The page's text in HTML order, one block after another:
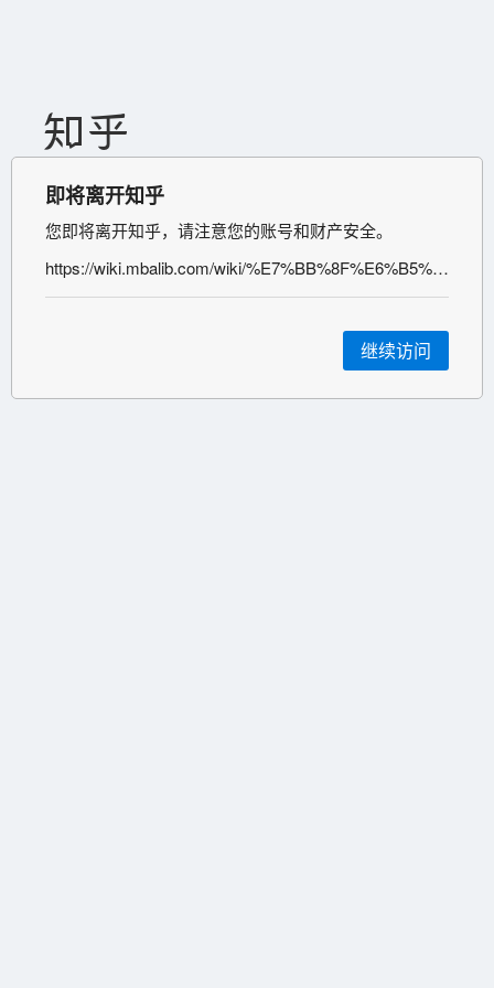
即将离开知乎
您即将离开知乎，请注意您的账号和财产安全。
https://wiki.mbalib.com/wiki/%E7%BB%8F%E6%B5%8E
继续访问